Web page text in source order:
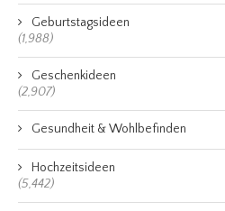
Geburtstagsideen
(1,988)
Geschenkideen
(2,907)
Gesundheit & Wohlbefinden
Hochzeitsideen
(5,442)